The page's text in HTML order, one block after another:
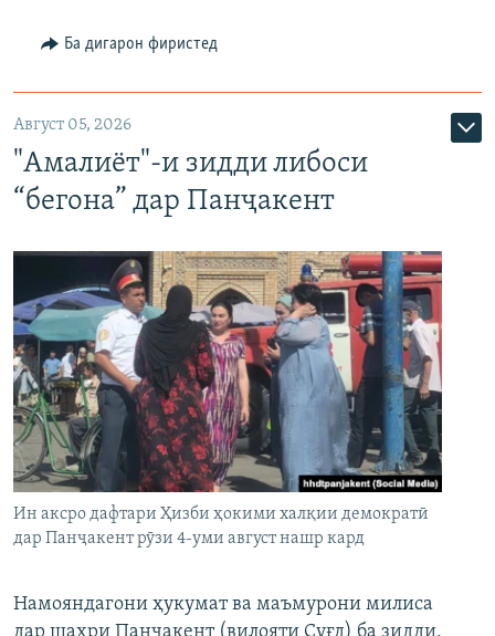
Ба дигарон фиристед
Август 05, 2026
"Амалиёт"-и зидди либоси
“бегона” дар Панҷакент
Ин аксро дафтари Ҳизби ҳокими халқии демократӣ
дар Панҷакент рӯзи 4-уми август нашр кард
Намояндагони ҳукумат ва маъмурони милиса